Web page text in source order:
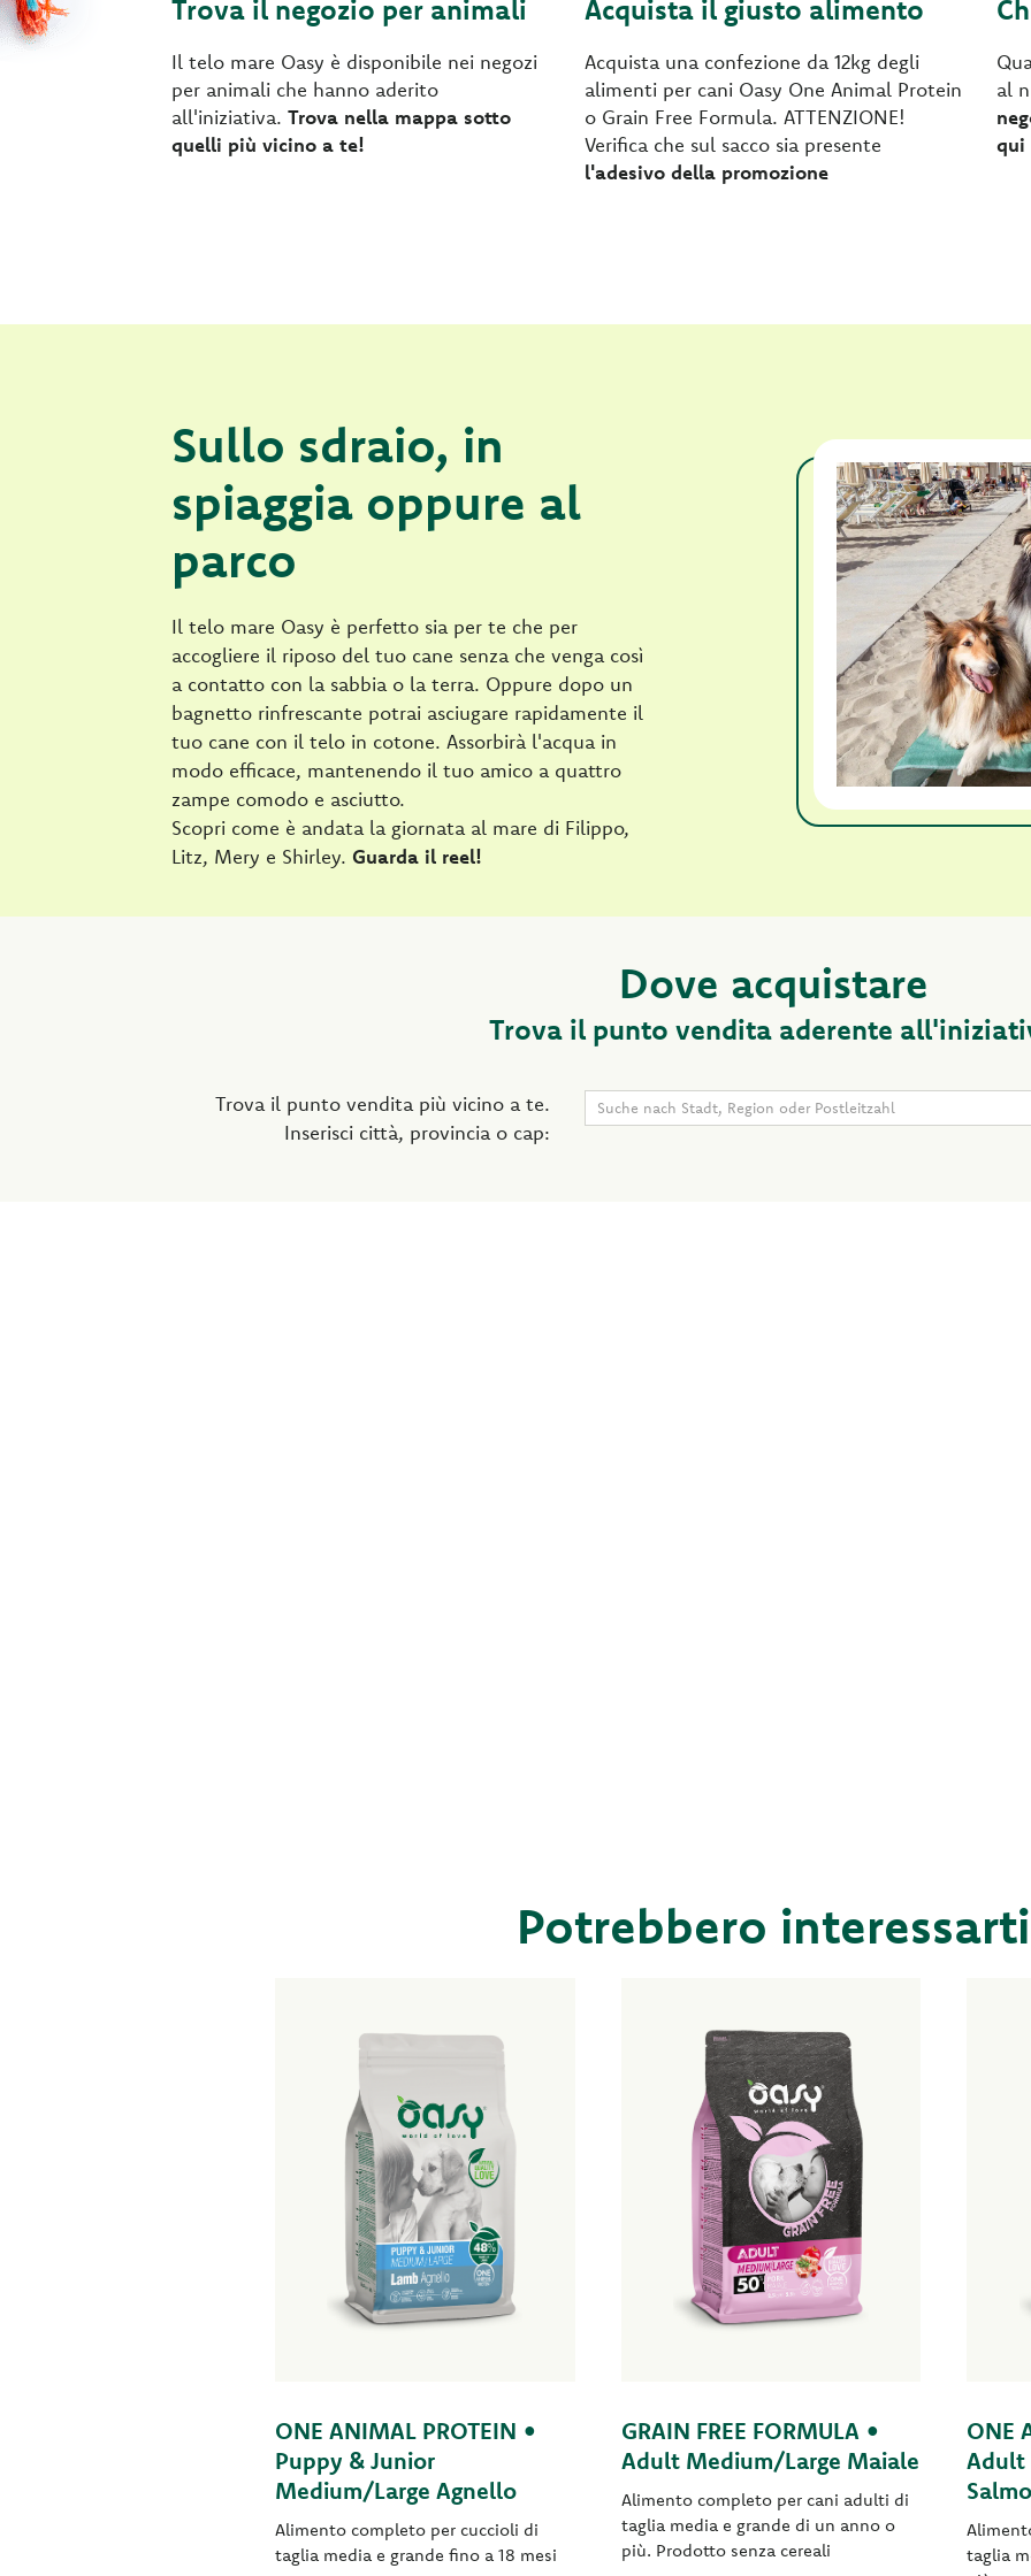
Trova il negozio per animali
Il telo mare Oasy è disponibile nei negozi
per animali che hanno aderito
all'iniziativa.Trova nella mappa sotto
quelli più vicino a te!
Acquista il giusto alimento
Acquista una confezione da 12kg degli
alimenti per cani Oasy One Animal Protein
o Grain Free Formula. ATTENZIONE!
Verifica che sul sacco sia presente
l'adesivo della promozione
al
qui
Sullo sdraio, in
spiaggia oppure al
parco
Il telo mare Oasy è perfetto sia per te che per
accogliere il riposo del tuo cane senza che venga così
a contatto con la sabbia o la terra. Oppure dopo un
bagnetto rinfrescante potrai asciugare rapidamente il
tuo cane con il telo in cotone. Assorbirà l'acqua in
modo efficace, mantenendo il tuo amico a quattro
zampe comodo e asciutto.
Scopri come è andata la giornata al mare di Filippo,
Litz, Mery e Shirley.Guarda il reel!
Dove acquistare
Trova il punto vendita aderente
Trova il punto vendita più vicino a te.
Inserisci città, provincia o cap:
Potrebbero interessarti
ONE ANIMAL PROTEIN •
Puppy & Junior
Medium/Large Agnello
Alimento completo per cuccioli di
taglia media e grande fino a 18 mesi
GRAIN FREE FORMULA •
Adult Medium/Large Maiale
Alimento completo per cani adulti di
taglia media e grande di un anno o
più. Prodotto senza cereali
ONE
Adult
taglia